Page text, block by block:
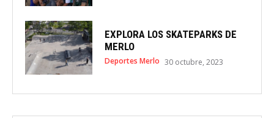
EXPLORA LOS SKATEPARKS DE
MERLO
Deportes Merlo 30 octubre, 2023